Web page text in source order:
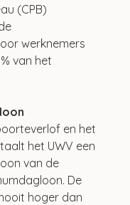
(CPB)
werknemers
van het
en het
het UWV een
van de
De
hoger dan